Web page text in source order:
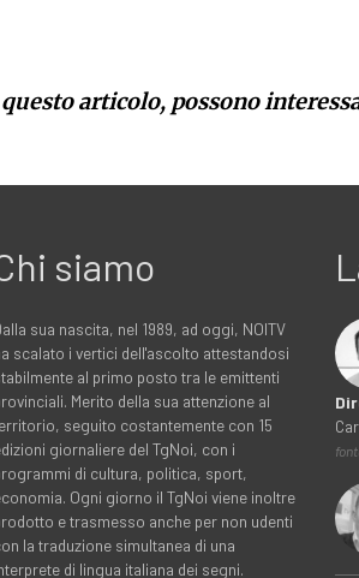
articolo, possono
siamo
sua nascita, nel 1989, ad oggi, NOITV
scalato i vertici dell'ascolto attestandosi
al primo posto tra le emittenti
Merito della sua attenzione al
seguito costantemente con 15
giornaliere del TgNoi, con i
di cultura, politica, sport,
Ogni giorno il TgNoi viene inoltre
e trasmesso anche per non udenti
la traduzione simultanea di una
di lingua italiana dei segni.